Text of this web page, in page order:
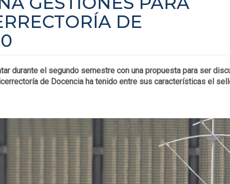
DE
durante el segundo semestre con una propuesta para ser
de Docencia ha tenido entre sus características el